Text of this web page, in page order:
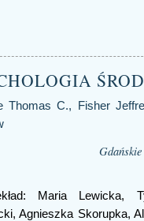
Thomas C., Fisher
Maria Lewicka,
Agnieszka Skorupka,